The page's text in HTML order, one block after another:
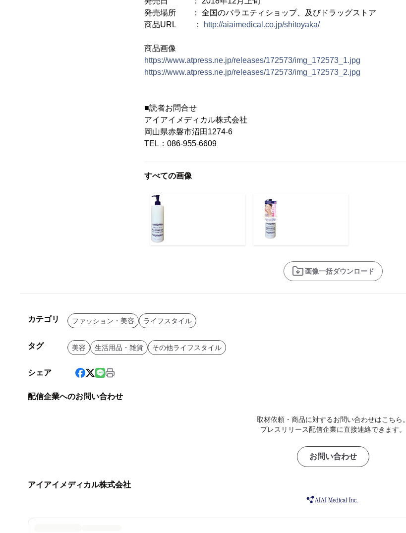
発売場所 ： 全国のバラエティショップ、及びドラッグストア
商品URL ：
http://aiaimedical.co.jp/shitoyaka/
商品画像
https://www.atpress.ne.jp/releases/172573/img_172573_1.jpg
https://www.atpress.ne.jp/releases/172573/img_172573_2.jpg
■読者お問合せ
アイアイメディカル株式会社
岡山県赤磐市沼田1274-6
TEL：086-955-6609
すべての画像
画像一括ダウンロード
カテゴリ ファッション・美容 ライフスタイル
タグ 美容 生活用品・雑貨 その他ライフスタイル
シェア
配信企業へのお問い合わせ
取材依頼・商品に対するお問い合わせはこちら。
プレスリリース配信企業に直接連絡できます。
お問い合わせ
アイアイメディカル株式会社